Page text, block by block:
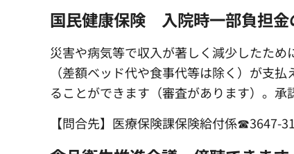
国民健康保険 入院時一部負担金
災害や病気等で収入が著しく減少したた
（差額ベッド代や食事代等は除く）が支
ることができます（審査があります）。承
【問合先】医療保険課保険給付係